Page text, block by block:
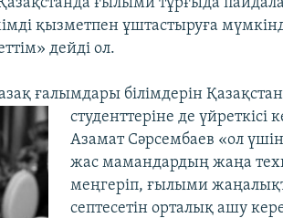
қызметпен ұштастыруға
дейді ол.
ғалымдары білімдерін
студенттеріне де үйреткісі
Азамат Сәрсембаев «ол
жас мамандардың жаңа
меңгеріп, ғылыми
септесетін орталық ашу